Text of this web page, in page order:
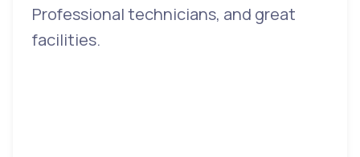
Professional technicians, and great
facilities.